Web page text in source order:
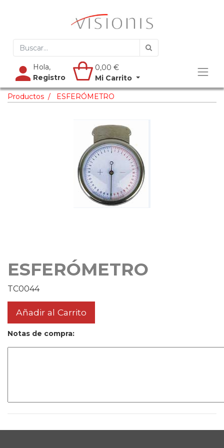
Hola,
Registro
0,00 €
Mi Carrito
Productos ESFERÓMETRO
ESFERÓMETRO
TC0044
Añadir al Carrito
Notas de compra: